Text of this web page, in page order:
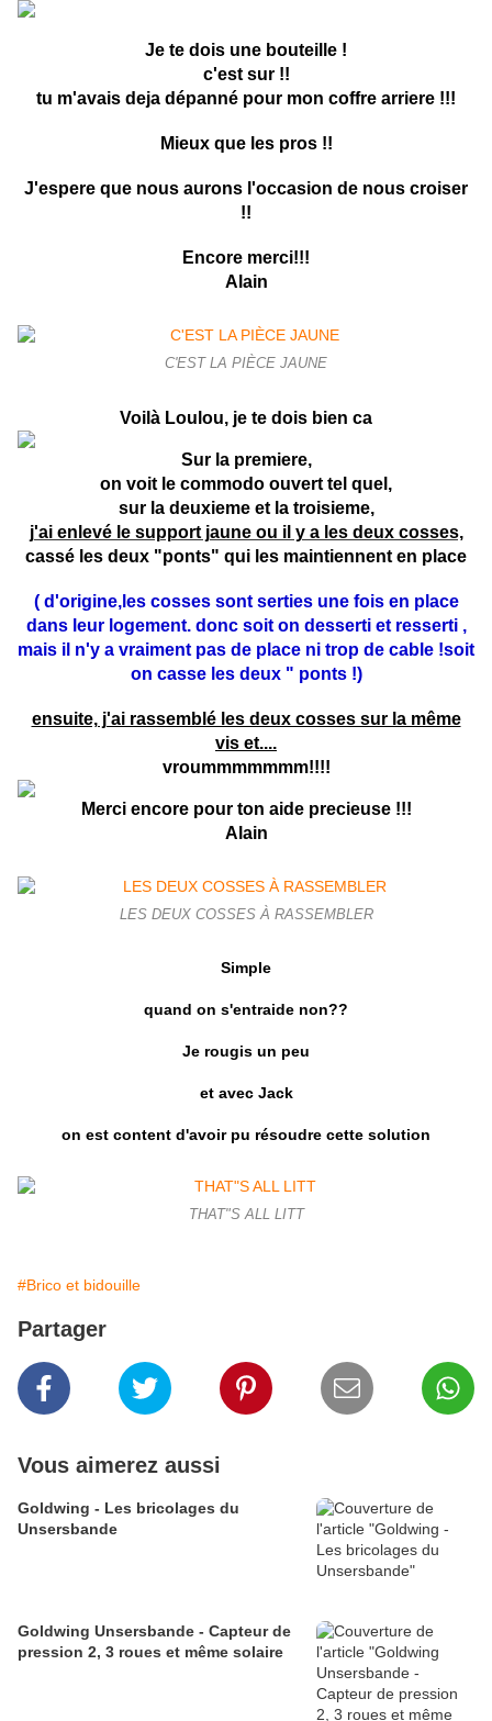
Je te dois une bouteille !
c'est sur !!
tu m'avais deja dépanné pour mon coffre arriere !!!
Mieux que les pros !!
J'espere que nous aurons l'occasion de nous croiser
!!
Encore merci!!!
Alain
C'EST LA PIÈCE JAUNE
Voilà Loulou, je te dois bien ca
Sur la premiere,
on voit le commodo ouvert tel quel,
sur la deuxieme et la troisieme,
j'ai enlevé le support jaune ou il y a les deux cosses,
cassé les deux "ponts" qui les maintiennent en place
( d'origine,les cosses sont serties une fois en place
dans leur logement. donc soit on desserti et resserti ,
mais il n'y a vraiment pas de place ni trop de cable !soit
on casse les deux " ponts !)
ensuite, j'ai rassemblé les deux cosses sur la même
vis et....
vroummmmmmm!!!!
Merci encore pour ton aide precieuse !!!
Alain
LES DEUX COSSES À RASSEMBLER
Simple
quand on s'entraide non??
Je rougis un peu
et avec Jack
on est content d'avoir pu résoudre cette solution
THAT"S ALL LITT
#Brico et bidouille
Partager
Vous aimerez aussi
Goldwing - Les bricolages du
Unsersbande
Goldwing Unsersbande - Capteur de
pression 2, 3 roues et même solaire